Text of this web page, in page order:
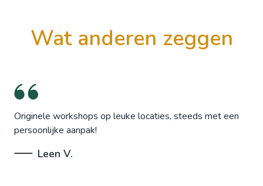
wat anderen zeggen
Originele workshops op leuke locaties, steeds met een
persoonlijke aanpak!
Leen V.